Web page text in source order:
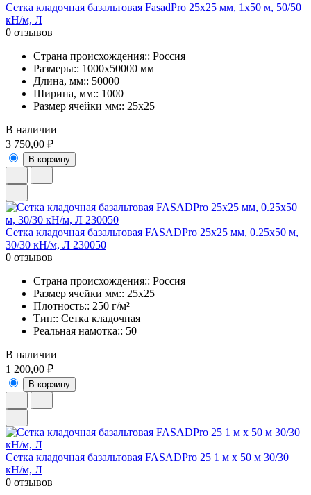
Сетка кладочная базальтовая FasadPro 25х25 мм, 1х50 м, 50/50
кН/м, Л
0 отзывов
Страна происхождения:: Россия
Размеры:: 1000x50000 мм
Длина, мм:: 50000
Ширина, мм:: 1000
Размер ячейки мм:: 25х25
В наличии
3 750,00 ₽
В корзину
Сетка кладочная базальтовая FASADPro 25х25 мм, 0.25х50 м,
30/30 кН/м, Л 230050
0 отзывов
Страна происхождения:: Россия
Размер ячейки мм:: 25х25
Плотность:: 250 г/м²
Тип:: Сетка кладочная
Реальная намотка:: 50
В наличии
1 200,00 ₽
В корзину
Сетка кладочная базальтовая FASADPro 25 1 м х 50 м 30/30
кН/м, Л
0 отзывов